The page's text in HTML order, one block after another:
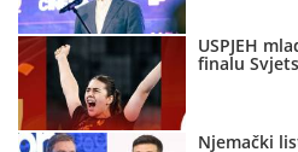
USPJEH
finalu
Njemački